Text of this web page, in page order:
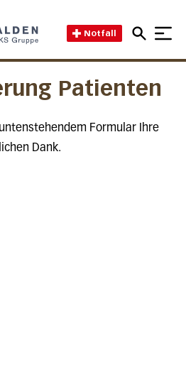
Notfall
Patienten
Formular Ihre
Dank.